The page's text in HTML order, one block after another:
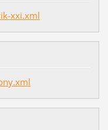
xxi.xml